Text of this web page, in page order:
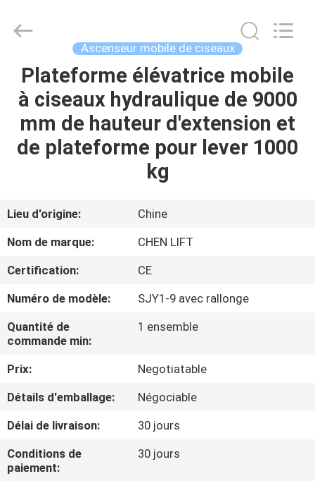
LA
MAISON
À
PROPOS
DE
VISITE
L'USINE
CONTRÔLE
DE
LA
MACHINERY
Reserved.
Ascenseur mobile de ciseaux
Plateforme élévatrice mobile
à ciseaux hydraulique de 9000
mm de hauteur d'extension et
de plateforme pour lever 1000
kg
Lieu d'origine:
Chine
Nom de marque:
CHEN LIFT
Certification:
CE
Numéro de modèle:
SJY1-9 avec rallonge
Quantité de
commande min:
1 ensemble
Prix:
Negotiatable
Détails d'emballage:
Négociable
Délai de livraison:
30 jours
Conditions de
paiement:
30 jours